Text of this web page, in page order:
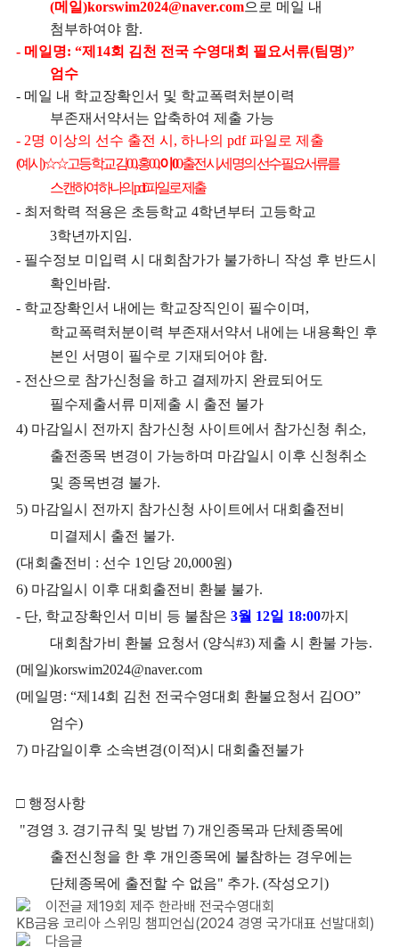
(메일)korswim2024@naver.com으로 메일 내
첨부하여야 함.
- 메일명: “제 14회 김천 전국 수영대회 필요서류(팀명)”
엄수
- 메일 내 학교장확인서 및 학교폭력처분이력
부존재서약서는 압축하여 제출 가능
- 2명 이상의 선수 출전 시 , 하나의 pdf 파일로 제출
(예시)☆☆고등학교 김00,홍00,이 00출전 시 ,세 명의 선수 필요서류를
스캔하여 하나의pdf파일로 제출
- 최저학력 적용은 초등학교 4학년부터 고등학교
3학년까지임.
- 필수정보 미입력 시 대회참가가 불가하니 작성 후 반드시
확인바람.
- 학교장확인서 내에는 학교장직인이 필수이며 ,
학교폭력처분이력 부존재서약서 내에는 내용확인 후
본인 서명이 필수로 기재되어야 함.
- 전산으로 참가신청을 하고 결제까지 완료되어도
필수제출서류 미제출 시 출전 불가
4) 마감일시 전까지 참가신청 사이트에서 참가신청 취소,
출전종목 변경이 가능하며 마감일시 이후 신청취소
및 종목변경 불가.
5) 마감일시 전까지 참가신청 사이트에서 대회출전비
미결제시 출전 불가.
(대회출전비 : 선수 1 인당 20,000원)
6) 마감일시 이후 대회출전비 환불 불가.
- 단, 학교장확인서 미비 등 불참은 3월 12일 18:00까지
대회참가비 환불 요청서(양식#3)제출 시 환불 가능.
(메일)korswim2024@naver.com
(메일명: “제 14회 김천 전국수영대회 환불요청서 김OO”
엄수)
7) 마감일이후 소속변경(이적)시 대회출전불가
□ 행정사항
"경영 3. 경기규칙 및 방법 7) 개인종목과 단체종목에
출전신청을 한 후 개인종목에 불참하는 경우에는
단체종목에 출전할 수 없음" 추가. (작성오기)
이전글 제19회 제주 한라배 전국수영대회
KB금융 코리아 스위밍 챔피언십(2024 경영 국가대표 선발대회)
다음글